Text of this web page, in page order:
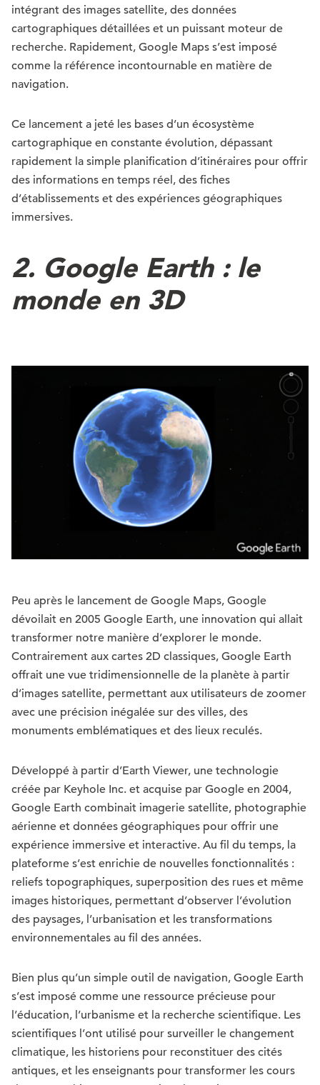
intégrant des images satellite, des données
cartographiques détaillées et un puissant moteur de
recherche. Rapidement, Google Maps s’est imposé
comme la référence incontournable en matière de
navigation.
Ce lancement a jeté les bases d’un écosystème
cartographique en constante évolution, dépassant
rapidement la simple planification d’itinéraires pour offrir
des informations en temps réel, des fiches
d’établissements et des expériences géographiques
immersives.
2. Google Earth : le
monde en 3D
Peu après le lancement de Google Maps, Google
dévoilait en 2005 Google Earth, une innovation qui allait
transformer notre manière d’explorer le monde.
Contrairement aux cartes 2D classiques, Google Earth
offrait une vue tridimensionnelle de la planète à partir
d’images satellite, permettant aux utilisateurs de zoomer
avec une précision inégalée sur des villes, des
monuments emblématiques et des lieux reculés.
Développé à partir d’Earth Viewer, une technologie
créée par Keyhole Inc. et acquise par Google en 2004,
Google Earth combinait imagerie satellite, photographie
aérienne et données géographiques pour offrir une
expérience immersive et interactive. Au fil du temps, la
plateforme s’est enrichie de nouvelles fonctionnalités :
reliefs topographiques, superposition des rues et même
images historiques, permettant d’observer l’évolution
des paysages, l’urbanisation et les transformations
environnementales au fil des années.
Bien plus qu’un simple outil de navigation, Google Earth
s’est imposé comme une ressource précieuse pour
l’éducation, l’urbanisme et la recherche scientifique. Les
scientifiques l’ont utilisé pour surveiller le changement
climatique, les historiens pour reconstituer des cités
antiques, et les enseignants pour transformer les cours